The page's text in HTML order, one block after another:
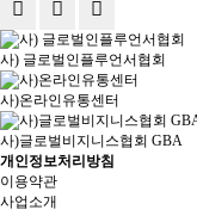
사) 글로벌인플루언서협회
사)온라인유통센터
사)글로벌비지니스협회 GBA
개인정보처리방침
이용약관
사업소개